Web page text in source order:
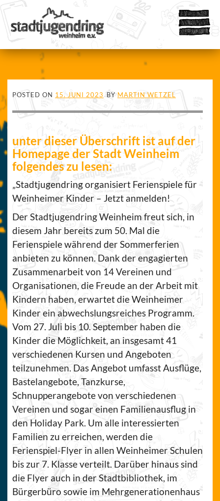
POSTED ON 15. JUNI 2023 BY MARTIN WETZEL
unter dieser Überschrift ist auf der
Homepage der Stadt Weinheim
folgendes zu lesen:
„Stadtjugendring organisiert Ferienspiele für
Weinheimer Kinder – Jetzt anmelden!
Der Stadtjugendring Weinheim freut sich, in
diesem Jahr bereits zum 50. Mal die
Ferienspiele während der Sommerferien
anbieten zu können. Dank der engagierten
Zusammenarbeit von 14 Vereinen und
Organisationen, die Freude an der Arbeit mit
Kindern haben, erwartet die Weinheimer
Kinder ein abwechslungsreiches Programm.
Vom 27. Juli bis 10. September haben die
Kinder die Möglichkeit, an insgesamt 41
verschiedenen Kursen und Angeboten
teilzunehmen. Das Angebot umfasst Ausflüge,
Bastelangebote, Tanzkurse,
Schnupperangebote von verschiedenen
Vereinen und sogar einen Familienausflug in
den Holiday Park. Um alle interessierten
Familien zu erreichen, werden die
Ferienspiel-Flyer in allen Weinheimer Schulen
bis zur 7. Klasse verteilt. Darüber hinaus sind
die Flyer auch in der Stadtbibliothek, im
Bürgerbüro sowie im Mehrgenerationenhaus